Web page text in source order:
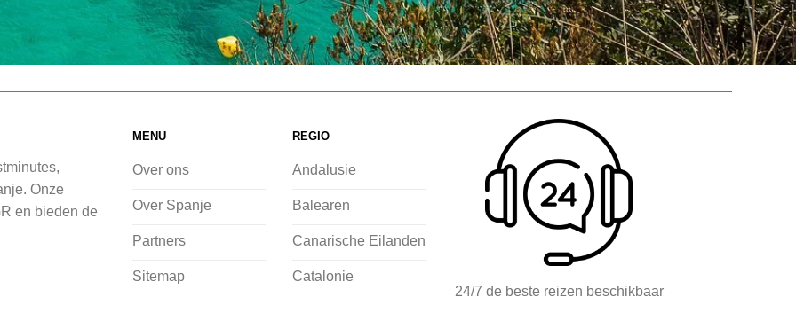
Onze
en bieden de
MENU
Over ons
Over Spanje
Partners
Sitemap
REGIO
Andalusie
Balearen
Canarische Eilanden
Catalonie
24/7 de beste reizen beschikbaar